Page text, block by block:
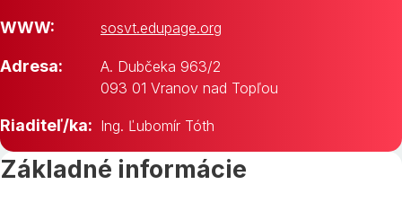
WWW: sosvt.edupage.org
Adresa:
A. Dubčeka 963/2
093 01 Vranov nad Topľou
Riaditeľ/ka: Ing. Ľubomír Tóth
Základné informácie